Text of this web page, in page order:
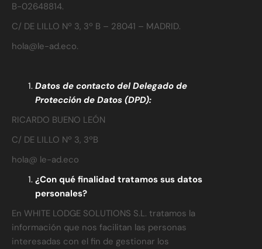
B-02648814.
C/ DE LILLO Nº 3, 3º B – 28041 – MADRID.
hola@le-ad.eco.
Datos de contacto del Delegado de
Protección de Datos (DPD):
RICARDO BUENO LEÓN
C/ DE LILLO Nº 3, 3ºB
hola@ le-ad.eco
¿Con qué finalidad tratamos sus datos
personales?
En WHITE LODGE SOLUTIONS S.L. tratamos la
información que nos facilitan las personas
interesadas con el fin de gestionar los